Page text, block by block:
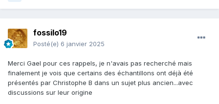
fossilo19
Posté(e) 6 janvier 2025
Merci Gael pour ces rappels, je n'avais pas recherché mais
finalement je vois que certains des échantillons ont déjà été
présentés par Christophe B dans un sujet plus ancien...avec
discussions sur leur origine